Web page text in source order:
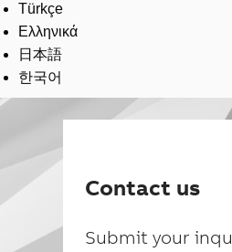
Türkçe
Ελληνικά
日本語
한국어
Contact us
Submit your